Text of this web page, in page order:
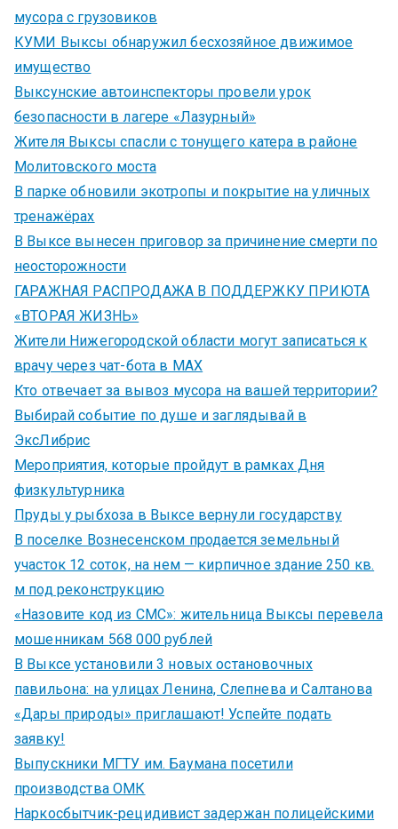
мусора с грузовиков
КУМИ Выксы обнаружил бесхозяйное движимое
имущество
Выксунские автоинспекторы провели урок
безопасности в лагере «Лазурный»
Жителя Выксы спасли с тонущего катера в районе
Молитовского моста
В парке обновили экотропы и покрытие на уличных
тренажёрах
В Выксе вынесен приговор за причинение смерти по
неосторожности
ГАРАЖНАЯ РАСПРОДАЖА В ПОДДЕРЖКУ ПРИЮТА
«ВТОРАЯ ЖИЗНЬ»
Жители Нижегородской области могут записаться к
врачу через чат-бота в MAX
Кто отвечает за вывоз мусора на вашей территории?
Выбирай событие по душе и заглядывай в
ЭксЛибрис
Мероприятия, которые пройдут в рамках Дня
физкультурника
Пруды у рыбхоза в Выксе вернули государству
В поселке Вознесенском продается земельный
участок 12 соток, на нем — кирпичное здание 250 кв.
м под реконструкцию
«Назовите код из СМС»: жительница Выксы перевела
мошенникам 568 000 рублей
В Выксе установили 3 новых остановочных
павильона: на улицах Ленина, Слепнева и Салтанова
«Дары природы» приглашают! Успейте подать
заявку!
Выпускники МГТУ им. Баумана посетили
производства ОМК
Наркосбытчик-рецидивист задержан полицейскими